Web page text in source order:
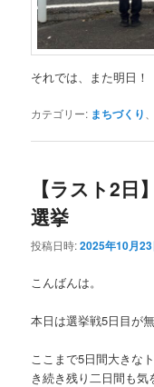
それでは、また明日！
カテゴリー: まちづくり
【ラスト2日
選挙
投稿日時:2025年10月23
こんばんは。
本日は選挙戦5日目が
ここまで5日間大きな
き続き残り二日間も気